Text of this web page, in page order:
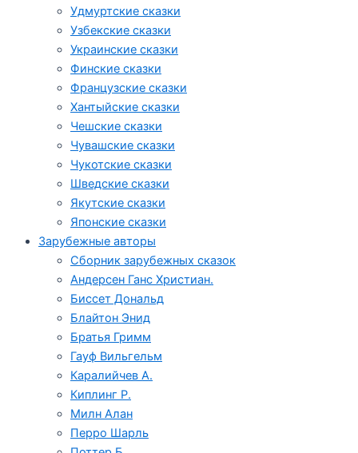
Удмуртские сказки
Узбекские сказки
Украинские сказки
Финские сказки
Французские сказки
Хантыйские сказки
Чешские сказки
Чувашские сказки
Чукотские сказки
Шведские сказки
Якутские сказки
Японские сказки
Зарубежные авторы
Сборник зарубежных сказок
Андерсен Ганс Христиан.
Биссет Дональд
Блайтон Энид
Братья Гримм
Гауф Вильгельм
Каралийчев А.
Киплинг Р.
Милн Алан
Перро Шарль